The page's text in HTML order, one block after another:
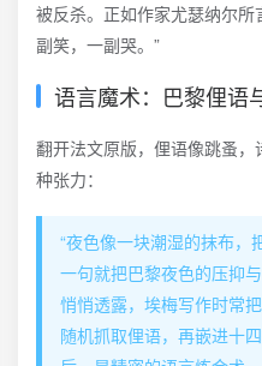
被反杀。正如作家尤瑟纳尔
副笑，一副哭。”
语言魔术：巴黎俚语
翻开法文原版，俚语像跳蚤
种张力：
“夜色像一块潮湿的抹布，
一句就把巴黎夜色的压抑
悄悄透露，埃梅写作时常
随机抓取俚语，再嵌进十